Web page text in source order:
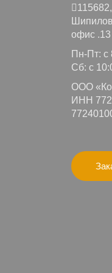
115682,
офис .13
Пн-Пт: с
Сб: с
ООО
ИНН